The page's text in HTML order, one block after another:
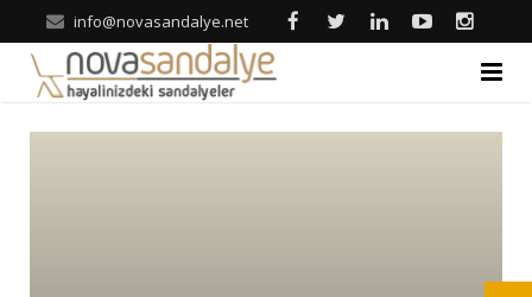
info@novasandalye.net
ANASAYFA